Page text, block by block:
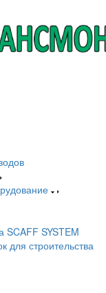
SYSTEM
строительства